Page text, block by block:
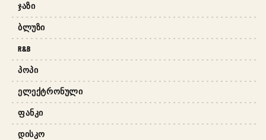
ᲯᲐᲖᲘ
ᲑᲚᲣᲖᲘ
R&B
ᲞᲝᲞᲘ
ᲔᲚᲔᲥᲢᲠᲝᲜᲣᲚᲘ
ᲤᲐᲜᲙᲘ
ᲓᲘᲡᲙᲝ